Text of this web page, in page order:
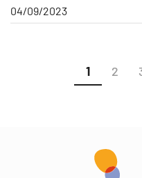
04/09/2023
1 2